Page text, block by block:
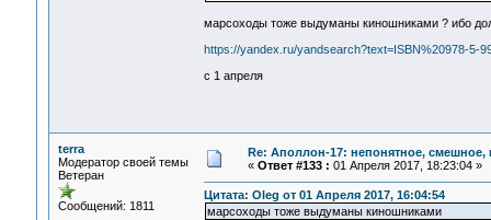
марсоходы тоже выдуманы киношниками ? ибо
https://yandex.ru/yandsearch?text=ISBN%20978-5-
с 1 апреля
terra
Модератор своей темы
Ветеран
Сообщений: 1811
Re: Аполлон-17: непонятное, смешное,
« Ответ #133 : 01 Апреля 2017, 18:23:04 »
Цитата: Oleg от 01 Апреля 2017, 16:04:54
марсоходы тоже выдуманы киношниками